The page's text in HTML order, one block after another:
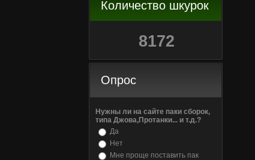
Количество шкурок
8172
Опрос
Нужны ли на сайте паки сборок,
типа Джова,Протанки... и т.д.?
Да
Нет
Мне проще поставить пак